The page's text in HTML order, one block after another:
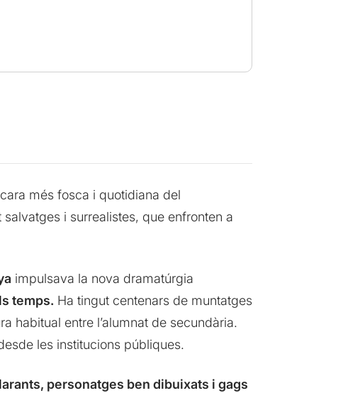
més fosca i quotidiana del
i surrealistes, que enfronten a
impulsava la nova dramatúrgia
temps. Ha tingut centenars de muntatges
habitual entre l’alumnat de secundària.
les institucions públiques.
personatges ben dibuixats i gags